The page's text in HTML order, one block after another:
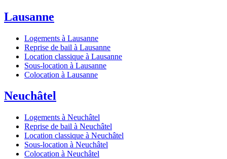
Lausanne
Logements à Lausanne
Reprise de bail à Lausanne
Location classique à Lausanne
Sous-location à Lausanne
Colocation à Lausanne
Neuchâtel
Logements à Neuchâtel
Reprise de bail à Neuchâtel
Location classique à Neuchâtel
Sous-location à Neuchâtel
Colocation à Neuchâtel